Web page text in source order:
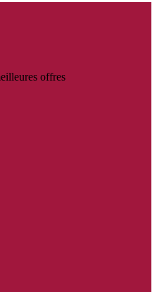
offres